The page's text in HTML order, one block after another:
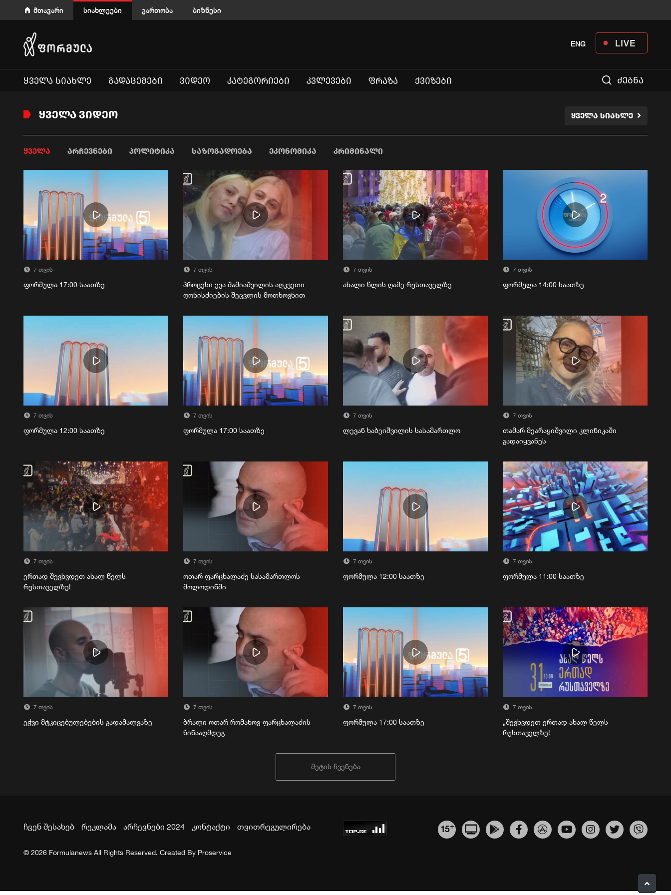
მთავარი სიახლეები გართობა ბიზნესი
LIVE
ENG
ᲧᲕᲔᲚᲐ ᲡᲘᲐᲮᲚᲔ ᲒᲐᲓᲐᲪᲔᲛᲔᲑᲘ ᲕᲘᲓᲔᲝ ᲙᲐᲢᲔᲒᲝᲠᲘᲔᲑᲘ ᲙᲕᲚᲔᲕᲔᲑᲘ ᲤᲠᲐᲖᲐ ᲥᲕᲘᲖᲔᲑᲘ ძებნა
ᲧᲕᲔᲚᲐ ᲕᲘᲓᲔᲝ ᲧᲕᲔᲚᲐ ᲡᲘᲐᲮᲚᲔ
ᲧᲕᲔᲚᲐ ᲐᲠᲩᲔᲕᲜᲔᲑᲘ ᲞᲝᲚᲘᲢᲘᲙᲐ ᲡᲐᲖᲝᲒᲐᲓᲝᲔᲑᲐ ᲔᲙᲝᲜᲝᲛᲘᲙᲐ ᲙᲠᲘᲛᲘᲜᲐᲚᲘ
7 თვის
ფორმულა 17:00 საათზე
7 თვის
პროცესი ევა შაშიაშვილის აღკვეთი
ღონისძიების შეცვლის მოთხოვნით
7 თვის
ახალი წლის ღამე რუსთაველზე
7 თვის
ფორმულა 14:00 საათზე
7 თვის
ფორმულა 12:00 საათზე
7 თვის
ფორმულა 17:00 საათზე
7 თვის
ლევან ხაბეიშვილის სასამართლო
7 თვის
თამარ მეარაყიშვილი კლინიკაში
გადაიყვანეს
7 თვის
ერთად შევხვდეთ ახალ წელს
რუსთაველზე!
7 თვის
ოთარ ფარცხალაძე სასამართლოს
მოლოდინში
7 თვის
ფორმულა 12:00 საათზე
7 თვის
ფორმულა 11:00 საათზე
7 თვის
ეჭვი მტკიცებულებების გადამალვაზე
7 თვის
ბრალი ოთარ რომანოვ-ფარცხალაძის
წინააღმდეგ
7 თვის
ფორმულა 17:00 საათზე
7 თვის
„შევხვდეთ ერთად ახალ წელს
რუსთაველზე!
მეტის ჩვენება
ჩვენ შესახებ რეკლამა არჩევნები 2024 კონტაქტი თვითრეგულირება 15+
© 2026 Formulanews All Rights Reserved. Created By Proservice